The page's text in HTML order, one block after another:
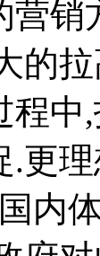
营销
的
程中
.更
内